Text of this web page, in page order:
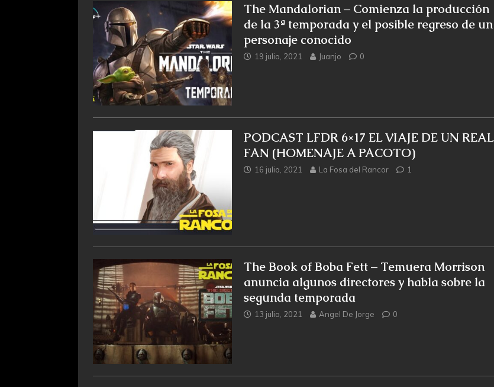
The Mandalorian – Comienza la producción
de la 3ª temporada y el posible regreso de un
personaje conocido
19 julio, 2021 Juanjo 0
PODCAST LFDR 6×17 EL VIAJE DE UN REAL
FAN (HOMENAJE A PACOTO)
16 julio, 2021 La Fosa del Rancor 1
The Book of Boba Fett – Temuera Morrison
anuncia algunos directores y habla sobre la
segunda temporada
13 julio, 2021 Angel De Jorge 0